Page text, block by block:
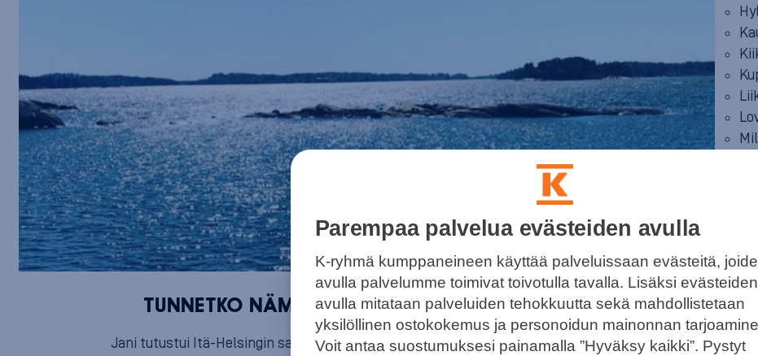
TUNNETKO NÄMÄ IDÄN SALAPERÄISET SAARET?
Jani tutustui Itä-Helsingin salaisiin saariin, joihin pääsee bussilla ja ilman venettä.
Parempaa palvelua evästeiden avulla
K-ryhmä kumppaneineen käyttää palveluissaan evästeitä,
avulla palvelumme toimivat toivotulla tavalla. Lisäksi evästeiden
avulla mitataan palveluiden tehokkuutta sekä mahdollistetaan
yksilöllinen ostokokemus ja personoidun mainonnan
Voit antaa suostumuksesi painamalla ”Hyväksy kaikki”. Pystyt